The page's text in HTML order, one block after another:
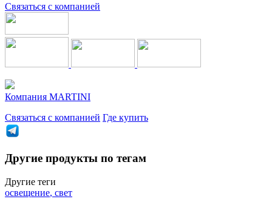
Связаться с компанией
Компания MARTINI
Связаться с компанией Где купить
Другие продукты по тегам
Другие теги
освещение, свет